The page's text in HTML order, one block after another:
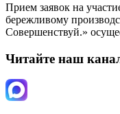
Прием заявок на
бережливому
Совершенствуй.»
Читайте наш